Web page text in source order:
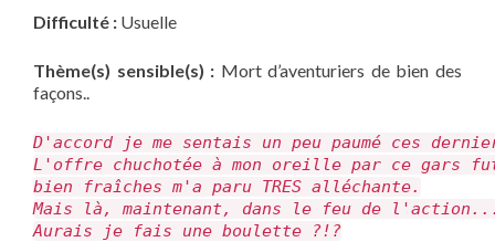
Difficulté : Usuelle
Thème(s) sensible(s) : Mort d’aventuriers de bien des
façons..
D'accord je me sentais un peu paumé ces
L'offre chuchotée à mon oreille par ce gars
bien fraîches m'a paru TRES alléchante.
Mais là, maintenant, dans le feu de l'action...
Aurais je fais une boulette ?!?